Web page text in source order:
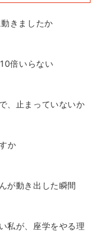
きましたか
倍いらない
、止まっていないか
か
が動き出した瞬間
私が、座学をやる理